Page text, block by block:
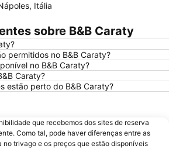
Historic Centre of Naples
Vomero
Passeio de barco na Ilha de Capri
Porto di Amalfi
Porto
Stazione di Sorrento
Museu Arqueológico Nacional
Posillipo
Itália
sobre B&B Caraty
permitidos no B&B Caraty?
no B&B Caraty?
Caraty?
estão perto do B&B Caraty?
que recebemos dos sites de reserva
Como tal, pode haver diferenças entre as
no trivago e os preços que estão disponíveis